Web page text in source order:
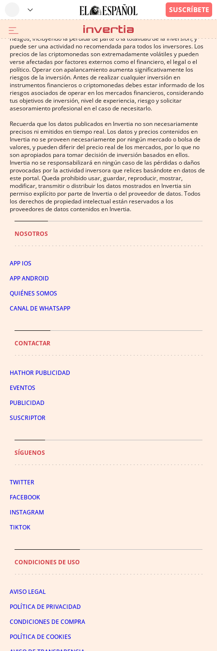
Operar con instrumentos financieros o criptomonedas conlleva altos
riesgos, incluyendo la pérdida de parte o la totalidad de la inversión, y
puede ser una actividad no recomendada para todos los inversores. Los
precios de las criptomonedas son extremadamente volátiles y pueden
verse afectadas por factores externos como el financiero, el legal o el
político. Operar con apalancamiento aumenta significativamente los
riesgos de la inversión. Antes de realizar cualquier inversión en
instrumentos financieros o criptomonedas debes estar informado de los
riesgos asociados de operar en los mercados financieros, considerando
tus objetivos de inversión, nivel de experiencia, riesgo y solicitar
asesoramiento profesional en el caso de necesitarlo.
Recuerda que los datos publicados en Invertia no son necesariamente
precisos ni emitidos en tiempo real. Los datos y precios contenidos en
Invertia no se proveen necesariamente por ningún mercado o bolsa de
valores, y pueden diferir del precio real de los mercados, por lo que no
son apropiados para tomar decisión de inversión basados en ellos.
Invertia no se responsabilizará en ningún caso de las pérdidas o daños
provocadas por la actividad inversora que relices basándote en datos de
este portal. Queda prohibido usar, guardar, reproducir, mostrar,
modificar, transmitir o distribuir los datos mostrados en Invertia sin
permiso explícito por parte de Invertia o del proveedor de datos. Todos
los derechos de propiedad intelectual están reservados a los
proveedores de datos contenidos en Invertia.
NOSOTROS
APP IOS
APP ANDROID
QUIÉNES SOMOS
CANAL DE WHATSAPP
CONTACTAR
HATHOR PUBLICIDAD
EVENTOS
PUBLICIDAD
SUSCRIPTOR
SÍGUENOS
TWITTER
FACEBOOK
INSTAGRAM
TIKTOK
CONDICIONES DE USO
AVISO LEGAL
POLÍTICA DE PRIVACIDAD
CONDICIONES DE COMPRA
POLÍTICA DE COOKIES